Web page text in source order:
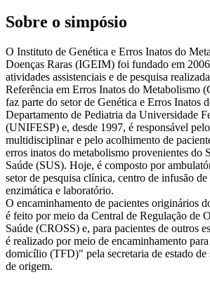
Sobre o simpósio
O Instituto de Genética e Erros Inatos do
Doenças Raras (IGEIM) foi fundado em
atividades assistenciais e de pesquisa
Referência em Erros Inatos do
faz parte do setor de Genética e Erros Inatos
Departamento de Pediatria da Universidade
(UNIFESP) e, desde 1997, é responsável
multidisciplinar e pelo acolhimento de
erros inatos do metabolismo provenientes do
Saúde (SUS). Hoje, é composto por
setor de pesquisa clínica, centro de infusão
enzimática e laboratório.
O encaminhamento de pacientes originários
é feito por meio da Central de Regulação de
Saúde (CROSS) e, para pacientes de outros
é realizado por meio de encaminhamento
domicílio (TFD)" pela secretaria de estado de
de origem.